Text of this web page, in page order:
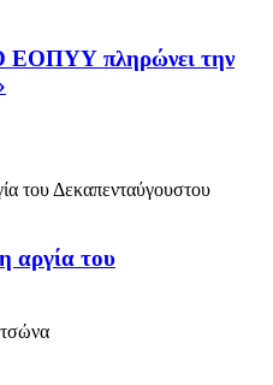
ΕΟΠΥΥ πληρώνει την
αργία του